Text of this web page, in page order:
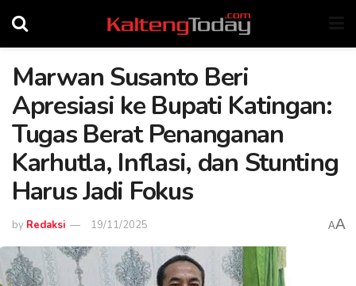
Marwan Susanto Beri
Apresiasi ke Bupati Katingan:
Tugas Berat Penanganan
Karhutla, Inflasi, dan Stunting
Harus Jadi Fokus
by Redaksi 19/11/2025 AA